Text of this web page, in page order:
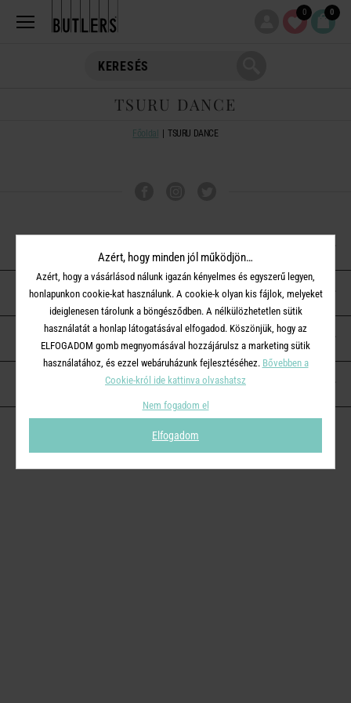
0 0
TSURU DANCE
Főoldal TSURU DANCE
ÜGYFÉLSZOLGÁLAT
A BUTLERS-RŐL
KAPCSOLAT
Azért, hogy minden jól működjön…
Azért, hogy a vásárlásod nálunk igazán kényelmes és egyszerű legyen,
honlapunkon cookie-kat használunk. A cookie-k olyan kis fájlok, melyeket
ideiglenesen tárolunk a böngésződben. A nélkülözhetetlen sütik
használatát a honlap látogatásával elfogadod. Köszönjük, hogy az
ELFOGADOM gomb megnyomásával hozzájárulsz a marketing sütik
használatához, és ezzel webáruházunk fejlesztéséhez. Bővebben a
Cookie-król ide kattinva olvashatsz
Nem fogadom el
Elfogadom